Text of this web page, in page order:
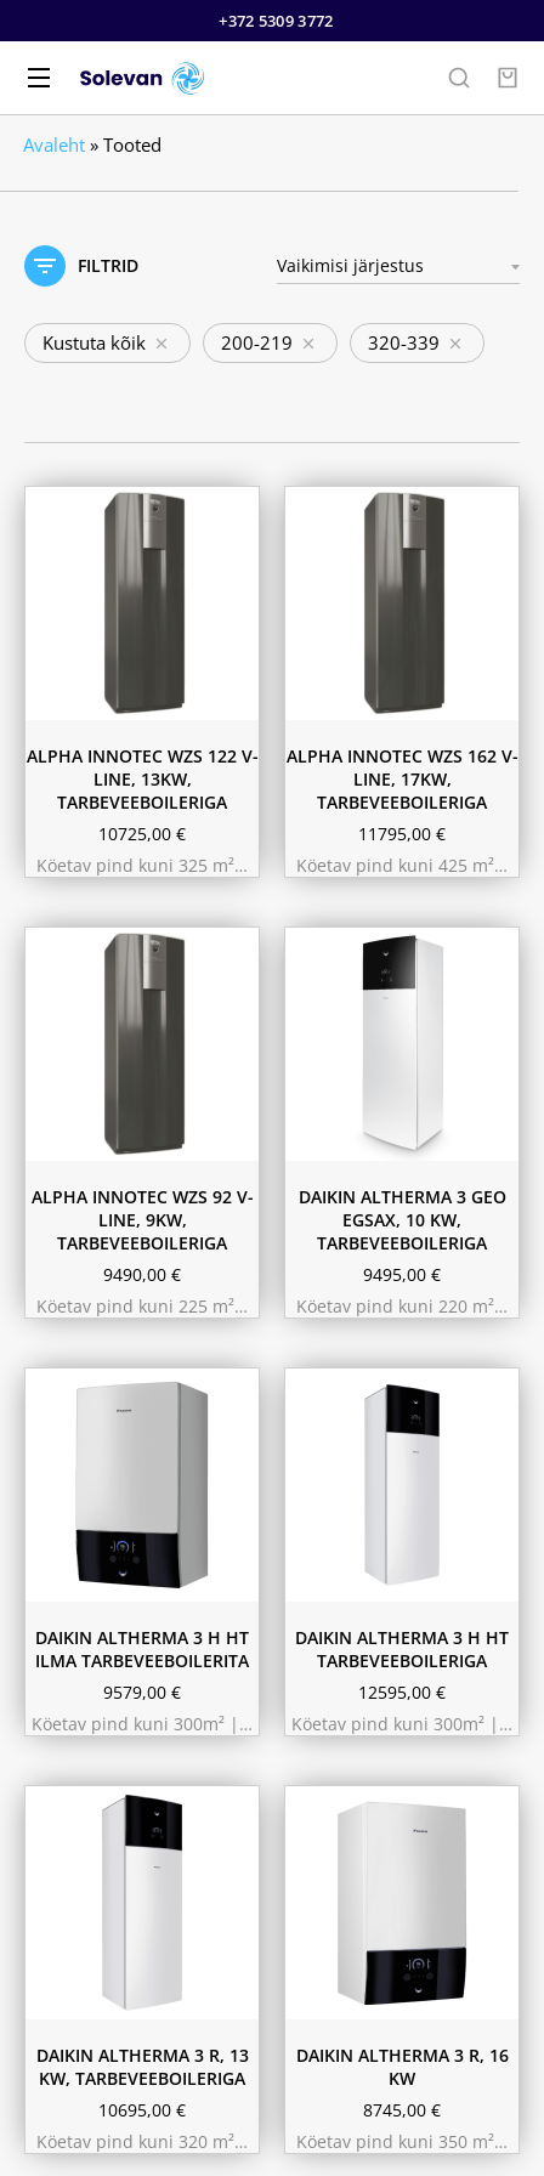
+372 5309 3772
Avaleht » Tooted
FILTRID
Kustuta kõik 200-219 320-339
ALPHA INNOTEC WZS 122 V-
LINE, 13KW,
TARBEVEEBOILERIGA
10725,00 €
Köetav pind kuni 325 m²…
ALPHA INNOTEC WZS 162 V-
LINE, 17KW,
TARBEVEEBOILERIGA
11795,00 €
Köetav pind kuni 425 m²…
ALPHA INNOTEC WZS 92 V-
LINE, 9KW,
TARBEVEEBOILERIGA
9490,00 €
Köetav pind kuni 225 m²…
DAIKIN ALTHERMA 3 GEO
EGSAX, 10 KW,
TARBEVEEBOILERIGA
9495,00 €
Köetav pind kuni 220 m²…
10.44 kW 260m²
9.75 kW 220m²
DAIKIN ALTHERMA 3 H HT
ILMA TARBEVEEBOILERITA
9579,00 €
Köetav pind kuni 300m² |…
230L
DAIKIN ALTHERMA 3 H HT
TARBEVEEBOILERIGA
12595,00 €
Köetav pind kuni 300m² |…
230L
DAIKIN ALTHERMA 3 R, 13
KW, TARBEVEEBOILERIGA
10695,00 €
Köetav pind kuni 320 m²…
DAIKIN ALTHERMA 3 R, 16
KW
8745,00 €
Köetav pind kuni 350 m²…